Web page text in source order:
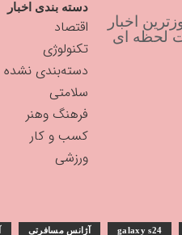
اخبار
لحظه ای
دسته بندی اخبار
اقتصاد
تکنولوژی
دسته‌بندی نشده
سلامتی
فرهنگ وهنر
کسب و کار
ورزشی
galaxy s24 آژانس مسافرتی